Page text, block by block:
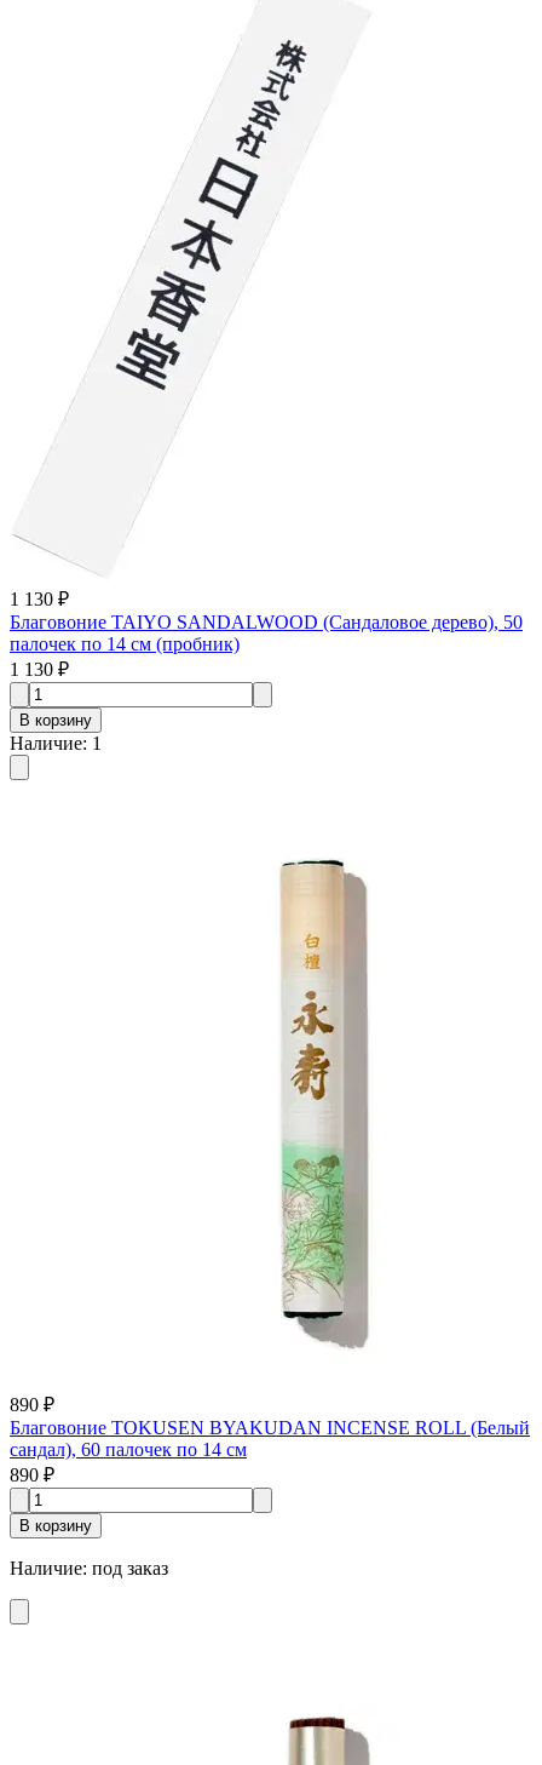
1 130 ₽
Благовоние TAIYO SANDALWOOD (Сандаловое дерево), 50
палочек по 14 см (пробник)
1 130 ₽
В корзину
Наличие: 1
890 ₽
Благовоние TOKUSEN BYAKUDAN INCENSE ROLL (Белый
сандал), 60 палочек по 14 см
890 ₽
В корзину
Наличие: под заказ